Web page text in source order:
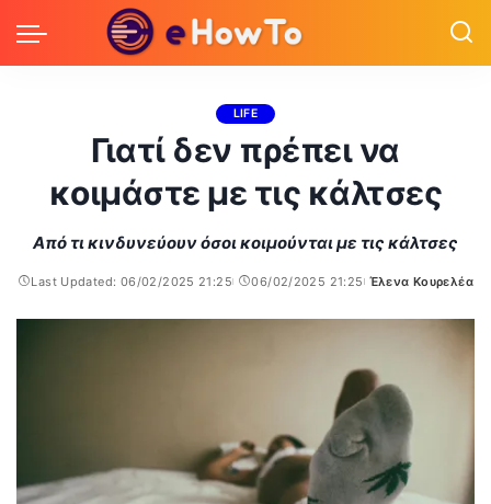
LIFE
Γιατί δεν πρέπει να
κοιμάστε με τις κάλτσες
Από τι κινδυνεύουν όσοι κοιμούνται με τις κάλτσες
Last Updated: 06/02/2025 21:25 06/02/2025 21:25
Posted
Έλενα Κουρελέα